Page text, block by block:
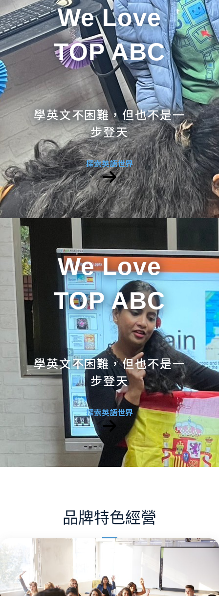
We Love
TOP ABC
學英文不困難，但也不是一
步登天
探索英語世界
We Love
TOP ABC
學英文不困難，但也不是一
步登天
探索英語世界
品牌特色經營